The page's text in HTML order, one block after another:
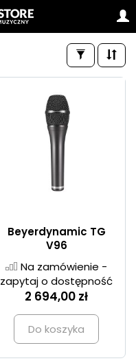
Beyerdynamic TG
V96
Na zamówienie -
zapytaj o dostępność
2 694,00 zł
Do koszyka